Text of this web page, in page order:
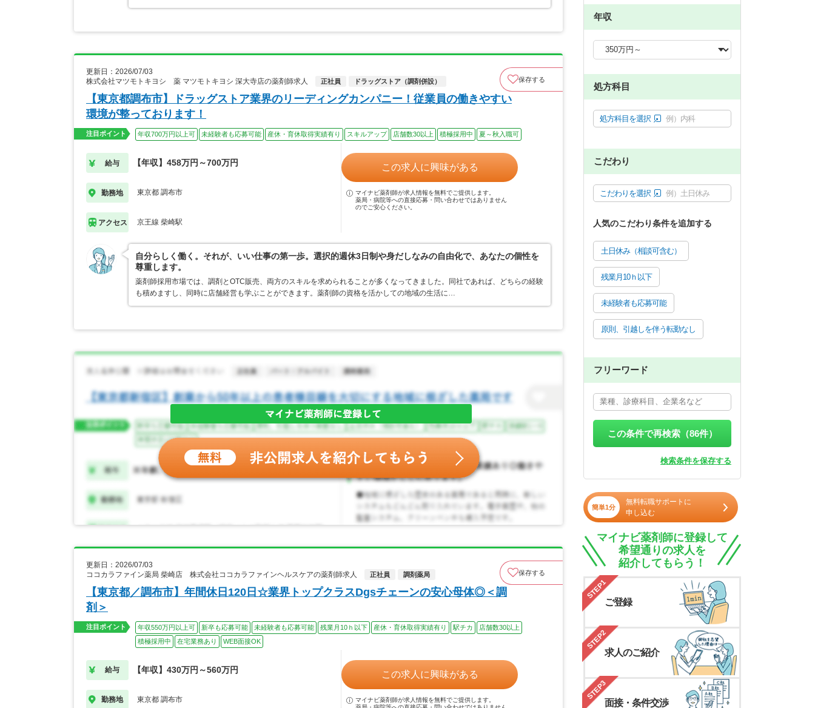
更新日：2026/07/03
株式会社マツモトキヨシ 薬 マツモトキヨシ 深大寺店の薬剤師求人
正社員 ドラッグストア（調剤併設） 保存する
【東京都調布市】ドラッグストア業界のリーディングカンパニー！従業員の働きやすい
環境が整っております！
注目ポイント 年収700万円以上可 未経験者も応募可能 産休・育休取得実績有り スキルアップ 店舗数30以上 積極採用中 夏～秋入職可
給与 【年収】458万円～700万円
勤務地 東京都 調布市
アクセス 京王線 柴崎駅
この求人に興味がある
マイナビ薬剤師が求人情報を無料でご提供します。
薬局・病院等への直接応募・問い合わせではありません
のでご安心ください。
自分らしく働く。それが、いい仕事の第一歩。選択的週休3日制や身だしなみの自由化で、あなたの個性を
尊重します。
薬剤師採用市場では、調剤とOTC販売、両方のスキルを求められることが多くなってきました。同社であれば、どちらの経験
も積めますし、同時に店舗経営も学ぶことができます。薬剤師の資格を活かしての地域の生活に…
更新日：2026/07/03
ココカラファイン薬局 柴崎店 株式会社ココカラファインヘルスケアの薬剤師求人
正社員 調剤薬局 保存する
【東京都／調布市】年間休日120日☆業界トップクラスDgsチェーンの安心母体◎＜調
剤＞
注目ポイント 年収550万円以上可 新卒も応募可能 未経験者も応募可能 残業月10ｈ以下 産休・育休取得実績有り 駅チカ
店舗数30以上
積極採用中
在宅業務あり WEB面接OK
給与 【年収】430万円～560万円
勤務地 東京都 調布市
この求人に興味がある
マイナビ薬剤師が求人情報を無料でご提供します。
年収
処方科目
処方科目を選択 例）内科
こだわり
こだわりを選択 例）土日休み
人気のこだわり条件を追加する
土日休み（相談可含む）
残業月10ｈ以下
未経験者も応募可能
原則、引越しを伴う転勤なし
フリーワード
この条件で再検索（86件）
検索条件を保存する
簡単1分
無料転職サポートに
申し込む
マイナビ薬剤師に登録して
希望通りの求人を
紹介してもらう！
STEP1
ご登録
STEP2
求人のご紹介
STEP3
面接・条件交渉